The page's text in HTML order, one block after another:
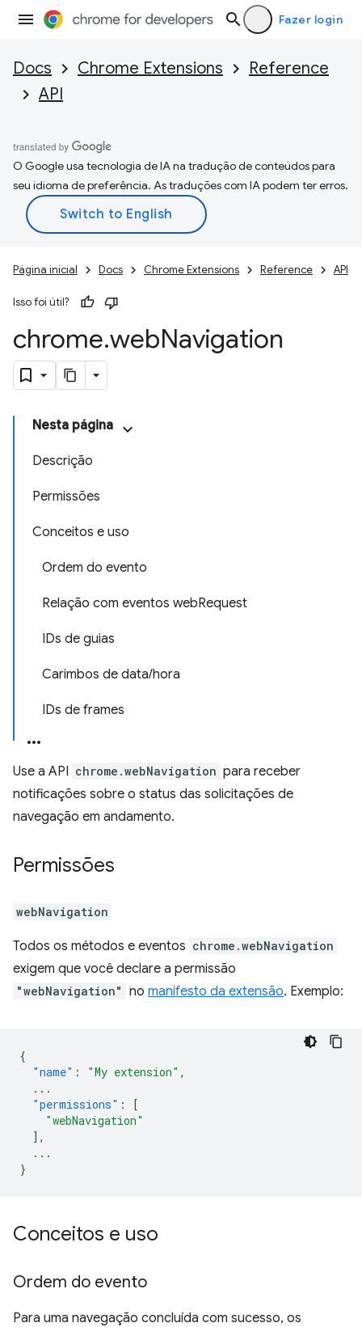
Fazer login
Docs Chrome Extensions
Reference
API
O Google usa tecnologia de IA na tradução de conteúdos para
seu idioma de preferência. As traduções com IA podem ter erros.
Página inicial Docs Chrome Extensions Reference API
Isso foi útil?
chrome.webNavigation
Nesta página
Descrição
Permissões
Conceitos e uso
Ordem do evento
Relação com eventos webRequest
IDs de guias
Carimbos de data/hora
IDs de frames
Use a API chrome.webNavigation para receber
notificações sobre o status das solicitações de
navegação em andamento.
Permissões
webNavigation
Todos os métodos e eventos chrome.webNavigation
exigem que você declare a permissão
"webNavigation" no manifesto da extensão. Exemplo:
{
"name" : "My extension" ,
...
"permissions" :
[
"webNavigation"
],
...
}
Conceitos e uso
Ordem do evento
Para uma navegação concluída com sucesso, os